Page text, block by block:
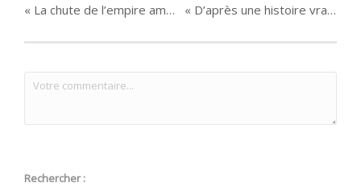
« La chute de l’empire américain » de Denys Arcand « D’après une histoire vraie » de Roman Polanski
Rechercher :